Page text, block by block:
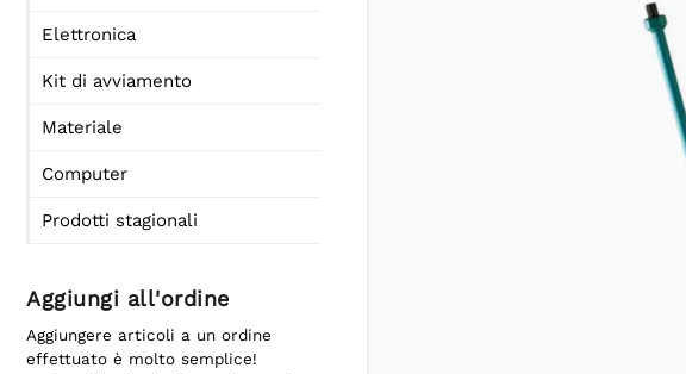
Elettronica
Kit di avviamento
Materiale
Computer
Prodotti stagionali
Aggiungi all'ordine
Aggiungere articoli a un ordine
effettuato è molto semplice!